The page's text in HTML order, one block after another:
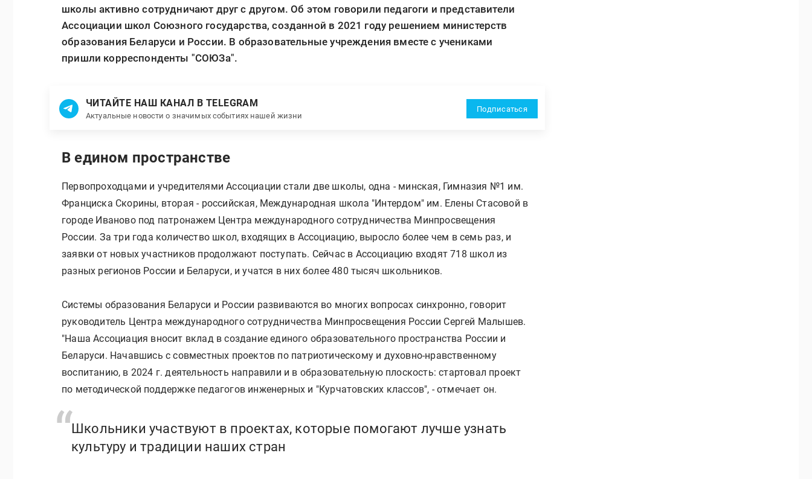
школы активно сотрудничают друг с другом. Об этом говорили педагоги и представители
Ассоциации школ Союзного государства, созданной в 2021 году решением министерств
образования Беларуси и России. В образовательные учреждения вместе с учениками
пришли корреспонденты "СОЮЗа".
ЧИТАЙТЕ НАШ КАНАЛ В TELEGRAM
Актуальные новости о значимых событиях нашей жизни
Подписаться
В едином пространстве
Первопроходцами и учредителями Ассоциации стали две школы, одна - минская, Гимназия №1 им.
Франциска Скорины, вторая - российская, Международная школа "Интердом" им. Елены Стасовой в
городе Иваново под патронажем Центра международного сотрудничества Минпросвещения
России. За три года количество школ, входящих в Ассоциацию, выросло более чем в семь раз, и
заявки от новых участников продолжают поступать. Сейчас в Ассоциацию входят 718 школ из
разных регионов России и Беларуси, и учатся в них более 480 тысяч школьников.
Системы образования Беларуси и России развиваются во многих вопросах синхронно, говорит
руководитель Центра международного сотрудничества Минпросвещения России Сергей Малышев.
"Наша Ассоциация вносит вклад в создание единого образовательного пространства России и
Беларуси. Начавшись с совместных проектов по патриотическому и духовно-нравственному
воспитанию, в 2024 г. деятельность направили и в образовательную плоскость: стартовал проект
по методической поддержке педагогов инженерных и "Курчатовских классов", - отмечает он.
Школьники участвуют в проектах, которые помогают лучше узнать
культуру и традиции наших стран